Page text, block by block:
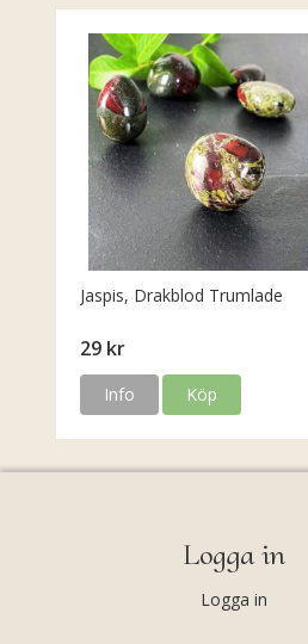
Jaspis, Drakblod Trumlade
29 kr
Info Köp
Logga in
Logga in